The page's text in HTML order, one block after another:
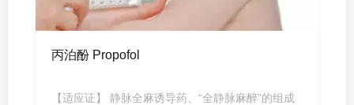
丙泊酚 Propofol
【适应证】 静脉全麻诱导药、“全静脉麻醉”的组成